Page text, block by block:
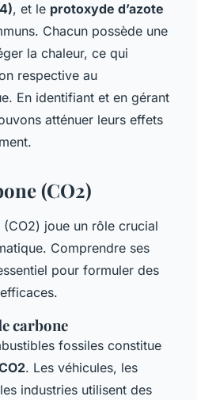
, et le protoxyde d’azote
Chacun possède une
la chaleur, ce qui
respective au
En identifiant et en gérant
atténuer leurs effets
(CO2)
(CO2) joue un rôle crucial
Comprendre ses
pour formuler des
carbone
fossiles constitue
. Les véhicules, les
industries utilisent des